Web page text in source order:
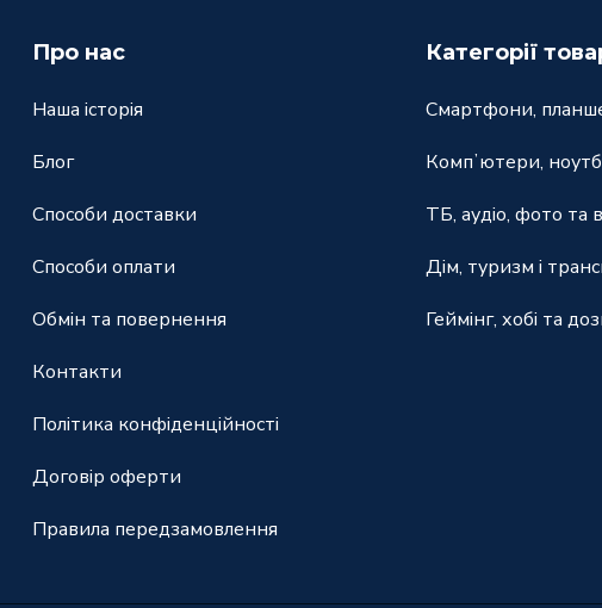
Про нас
Наша історія
Блог
Способи доставки
Способи оплати
Обмін та повернення
Контакти
Політика конфіденційності
Договір оферти
Правила передзамовлення
Категорії
Смартфони,
Компʼютери,
ТБ, аудіо, фото та
Дім, туризм і
Геймінг, хобі та